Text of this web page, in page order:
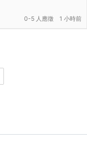
0-5 人應徵 1 小時前